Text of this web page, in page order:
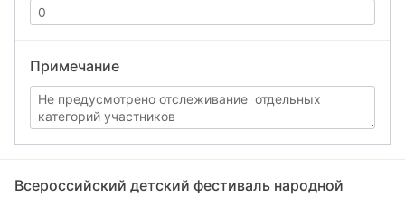
Примечание
Всероссийский детский фестиваль народной